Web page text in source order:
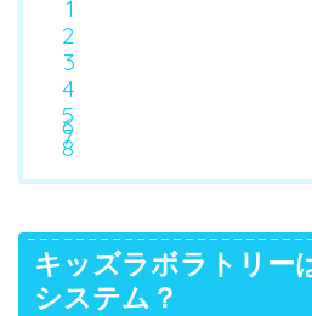
キッズラボラトリー
システム？